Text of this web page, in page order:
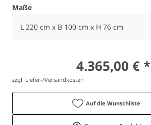
Maße
L 220 cm x B 100 cm x H 76 cm
4.365,00 € *
zzgl. Liefer-/Versandkosten
Auf die Wunschliste